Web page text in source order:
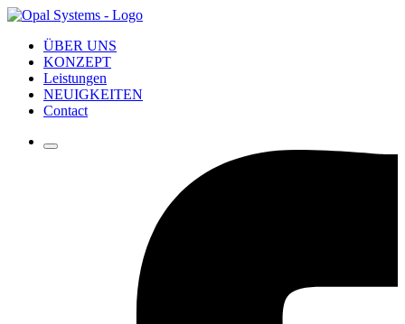
ÜBER UNS
KONZEPT
Leistungen
NEUIGKEITEN
Contact